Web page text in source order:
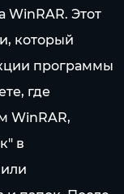
WinRAR. Этот
который
программы
где
WinRAR,
в